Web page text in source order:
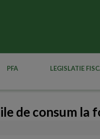
PFA LEGISLATIE
de consum la